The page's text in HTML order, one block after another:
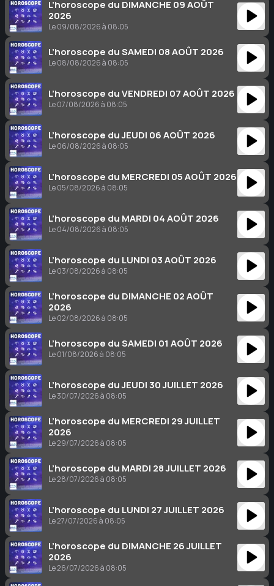
L’horoscope du DIMANCHE 09 AOÛT
2026
Le 09/08/2026 à 08:05
L’horoscope du SAMEDI 08 AOÛT 2026
Le 08/08/2026 à 08:05
L’horoscope du VENDREDI 07 AOÛT 2026
Le 07/08/2026 à 08:05
L’horoscope du JEUDI 06 AOÛT 2026
Le 06/08/2026 à 08:05
L’horoscope du MERCREDI 05 AOÛT 2026
Le 05/08/2026 à 08:05
L’horoscope du MARDI 04 AOÛT 2026
Le 04/08/2026 à 08:05
L’horoscope du LUNDI 03 AOÛT 2026
Le 03/08/2026 à 08:05
L’horoscope du DIMANCHE 02 AOÛT
2026
Le 02/08/2026 à 08:05
L’horoscope du SAMEDI 01 AOÛT 2026
Le 01/08/2026 à 08:05
L’horoscope du JEUDI 30 JUILLET 2026
Le 30/07/2026 à 08:05
L’horoscope du MERCREDI 29 JUILLET
2026
Le 29/07/2026 à 08:05
L’horoscope du MARDI 28 JUILLET 2026
Le 28/07/2026 à 08:05
L’horoscope du LUNDI 27 JUILLET 2026
Le 27/07/2026 à 08:05
L’horoscope du DIMANCHE 26 JUILLET
2026
Le 26/07/2026 à 08:05